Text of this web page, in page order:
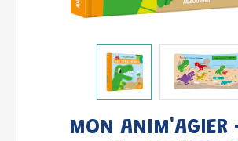
MON ANIM'AGIER